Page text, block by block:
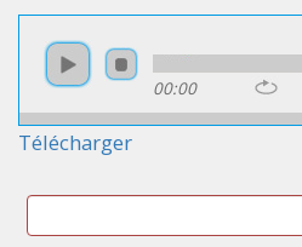
00:00
Télécharger